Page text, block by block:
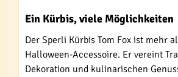
Ein Kürbis, viele Möglichkeiten
Der Sperli Kürbis Tom Fox ist mehr
Halloween-Accessoire. Er vereint
Dekoration und kulinarischen